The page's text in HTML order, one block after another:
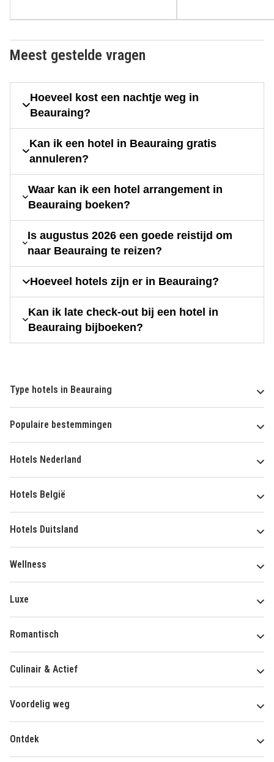
Meest gestelde vragen
Hoeveel kost een nachtje weg in
Beauraing?
Kan ik een hotel in Beauraing gratis
annuleren?
Waar kan ik een hotel arrangement in
Beauraing boeken?
Is augustus 2026 een goede reistijd om
naar Beauraing te reizen?
Hoeveel hotels zijn er in Beauraing?
Kan ik late check-out bij een hotel in
Beauraing bijboeken?
Type hotels in Beauraing
Populaire bestemmingen
Hotels Nederland
Hotels België
Hotels Duitsland
Wellness
Luxe
Romantisch
Culinair & Actief
Voordelig weg
Ontdek